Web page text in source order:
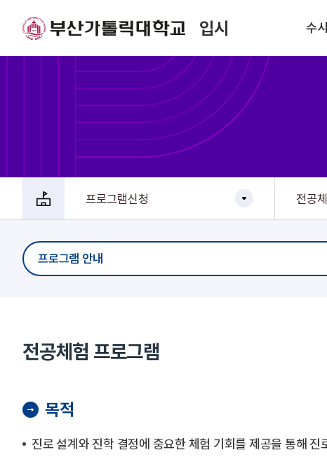
입시 수시
프로그램신청 전공
프로그램 안내
전공체험 프로그램
목적
진로 설계와 진학 결정에 중요한 체험 기회를 제공을 통해